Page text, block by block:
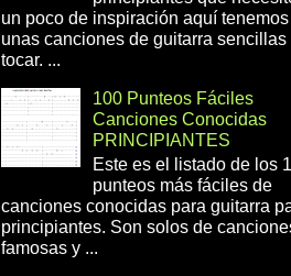
un poco de inspiración aquí tenemos
unas canciones de guitarra sencillas
tocar. ...
100 Punteos Fáciles
Canciones Conocidas
PRINCIPIANTES
Este es el listado de los
punteos más fáciles de
canciones conocidas para guitarra
principiantes. Son solos de
famosas y ...